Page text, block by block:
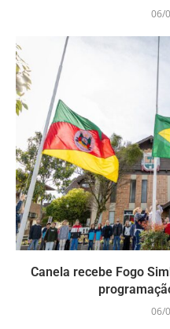
06/
Canela recebe Fogo
06/